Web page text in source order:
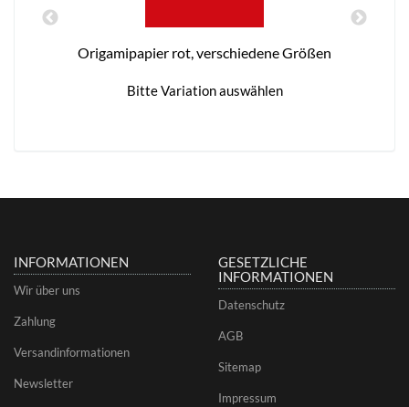
Origamipapier rot, verschiedene Größen
Bitte Variation auswählen
INFORMATIONEN
Wir über uns
Zahlung
Versandinformationen
Newsletter
GESETZLICHE
INFORMATIONEN
Datenschutz
AGB
Sitemap
Impressum